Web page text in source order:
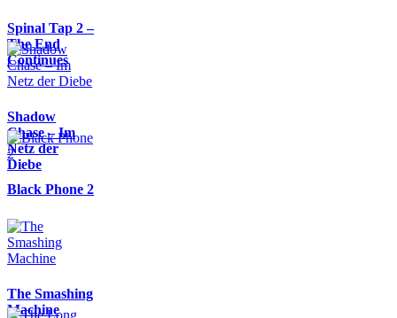
Spinal Tap 2 –
The End
Continues
Shadow
Chase – Im
Netz der
Diebe
Black Phone 2
The Smashing
Machine